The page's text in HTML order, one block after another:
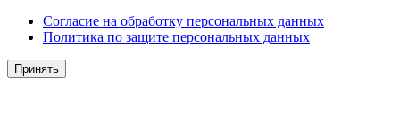
Согласие на обработку персональных данных
Политика по защите персональных данных
Принять